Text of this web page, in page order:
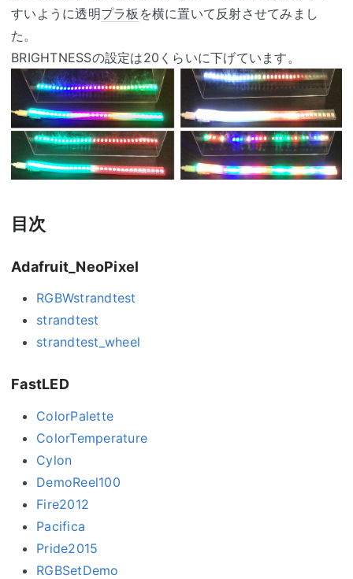
すいように透明プラ板 を横に置いて反射させてみまし
た。
BRIGHTNESSの設定は20くらいに下げています。
目次
Adafruit_NeoPixel
RGBWstrandtest
strandtest
strandtest_wheel
FastLED
ColorPalette
ColorTemperature
Cylon
DemoReel100
Fire2012
Pacifica
Pride2015
RGBSetDemo